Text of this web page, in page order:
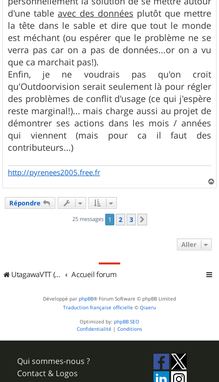
d'une table avec des données plutôt que mettre
la tête dans le sable et dire que tout le monde
est méchant (ou espérer que le problème ne se
verra pas car on a pas de données...or on a vu
que ca marchait pas!).
Enfin, je ne voudrais pas qu'on croit
qu'Outdoorvision serait seulement là pour régler
des problèmes de conflit d'usage (ce qui j'espère
reste marginal!)... mais charge aussi au projet de
démontrer ses actions dans les mois / années
qui viennent (mais pour ca il faut des
contributeurs...)
http://pyrenees2005.free.fr
a
Répondre
25 messages 1 2 3
Aller
UtagawaVTT (Randos VTT et VTTAE avec traces GPS) Accueil forum
Développé par phpBB® Forum Software © phpBB Limited
Traduction française officielle © Qiaeru
Optimized by: phpBB SEO
Confidentialité | Conditions
Qui sommes-nous ?
Contact & Logos